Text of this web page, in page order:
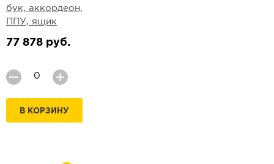
бук, аккордеон,
ППУ, ящик
77 878 руб.
В КОРЗИНУ